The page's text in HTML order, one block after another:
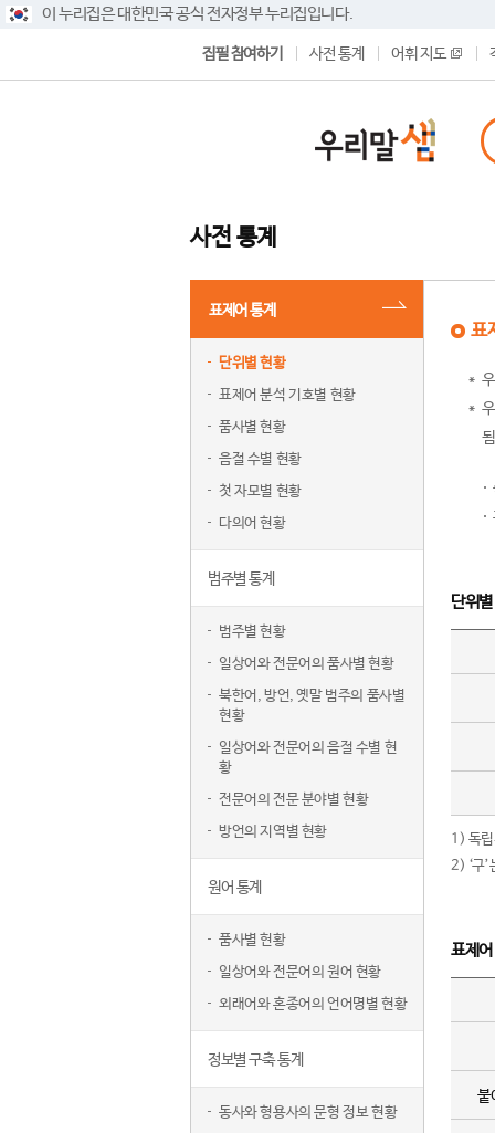
이 누리집은 대한민국 공식 전자정부 누리집입니다.
집필 참여하기 사전 통계 어휘 지도
사전 통계
표제어 통계
단위별 현황
표제어 분석 기호별 현황
품사별 현황
음절 수별 현황
첫 자모별 현황
다의어 현황
범주별 통계
범주별 현황
일상어와 전문어의 품사별 현황
북한어, 방언, 옛말 범주의 품사별
현황
일상어와 전문어의 음절 수별 현
황
전문어의 전문 분야별 현황
방언의 지역별 현황
원어 통계
품사별 현황
일상어와 전문어의 원어 현황
외래어와 혼종어의 언어명별 현황
정보별 구축 통계
동사와 형용사의 문형 정보 현황
표
단위
1) 독립
2) ‘구
표제
붙